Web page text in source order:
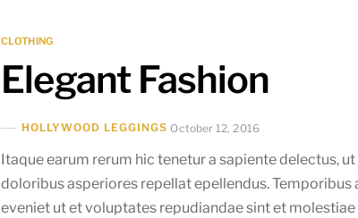
CLOTHING
Elegant Fashion
HOLLYWOOD LEGGINGS October 12, 2016
Itaque earum rerum hic tenetur a sapiente delectus,
doloribus asperiores repellat epellendus.
eveniet ut et voluptates repudiandae sint et